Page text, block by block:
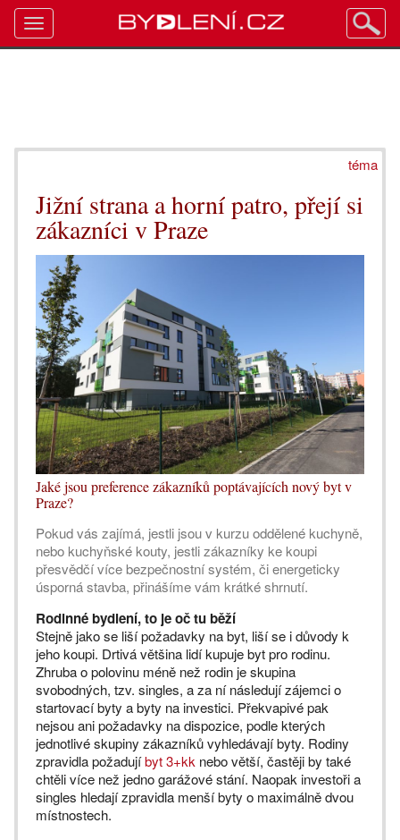
téma
Jižní strana a horní patro, přejí si
zákazníci v Praze
Jaké jsou preference zákazníků poptávajících nový byt v
Praze?
Pokud vás zajímá, jestli jsou v kurzu oddělené kuchyně,
nebo kuchyňské kouty, jestli zákazníky ke koupi
přesvědčí více bezpečnostní systém, či energeticky
úsporná stavba, přinášíme vám krátké shrnutí.
Rodinné bydlení, to je oč tu běží
Stejně jako se liší požadavky na byt, liší se i důvody k
jeho koupi. Drtivá většina lidí kupuje byt pro rodinu.
Zhruba o polovinu méně než rodin je skupina
svobodných, tzv. singles, a za ní následují zájemci o
startovací byty a byty na investici. Překvapivé pak
nejsou ani požadavky na dispozice, podle kterých
jednotlivé skupiny zákazníků vyhledávají byty. Rodiny
zpravidla požadujíbyt 3+kk nebo větší, častěji by také
chtěli více než jedno garážové stání. Naopak investoři a
singles hledají zpravidla menší byty o maximálně dvou
místnostech.
Toggle
navigation